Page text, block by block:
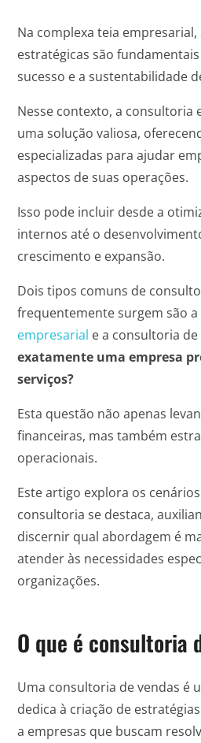
Na complexa teia empresarial,
estratégicas são
sucesso e a sustentabilidade
Nesse contexto, a consultoria
uma solução valiosa,
especializadas para ajudar
aspectos de suas operações.
Isso pode incluir desde a
internos até o
crescimento e expansão.
Dois tipos comuns de
frequentemente surgem são a
empresarial e a consultoria de
exatamente uma empresa
serviços?
Esta questão não apenas
financeiras, mas também
operacionais.
Este artigo explora os
consultoria se destaca,
discernir qual abordagem é
atender às necessidades
organizações.
O que é consultoria
Uma consultoria de vendas é
dedica à criação de
a empresas que buscam